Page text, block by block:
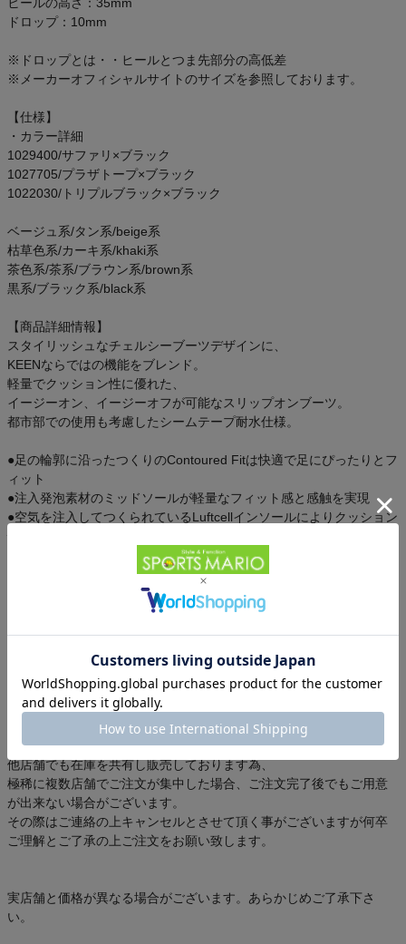
ドロップ：10mm
※ドロップとは・・ヒールとつま先部分の高低差
※メーカーオフィシャルサイトのサイズを参照しております。
【仕様】
・カラー詳細
1029400/サファリ×ブラック
1027705/プラザトープ×ブラック
1022030/トリプルブラック×ブラック
ベージュ系/タン系/beige系
枯草色系/カーキ系/khaki系
茶色系/茶系/ブラウン系/brown系
黒系/ブラック系/black系
【商品詳細情報】
スタイリッシュなチェルシーブーツデザインに、
KEENならではの機能をブレンド。
軽量でクッション性に優れた、
イージーオン、イージーオフが可能なスリップオンブーツ。
都市部での使用も考慮したシームテープ耐水仕様。
●足の輪郭に沿ったつくりのContoured Fitは快適で足にぴったりとフ
ィット
●注入発泡素材のミッドソールが軽量なフィット感と感触を実現
●空気を注入してつくられているLuftcellインソールによりクッション
●プラスチックとゴムの中間の性質を持ち、軽量性と耐久性に優れた
TPRアウトソールは、リサイクルも可能
●レザーワーキンググループ認定のなめし工場で製造されたプレミア
ムレザーは環境に配慮し、水質汚染を防いで水源を保護
※革製品のため、1点ごとに異なる表情がございます。
シワやキズも革本来の特徴、風合いとしてご理解いただけますと幸
いです。
【在庫状況】
他店舗でも在庫を共有し販売しております為、
極稀に複数店舗でご注文が集中した場合、ご注文完了後でもご用意
が出来ない場合がございます。
その際はご連絡の上キャンセルとさせて頂く事がございますが何卒
ご理解とご了承の上ご注文をお願い致します。
実店舗と価格が異なる場合がございます。あらかじめご了承下さ
い。